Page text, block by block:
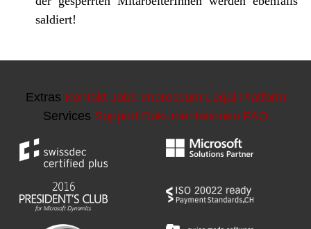
Extras Kontakt Jobs Impressum Legal Platform
Services Support Dokumentationen FAQ